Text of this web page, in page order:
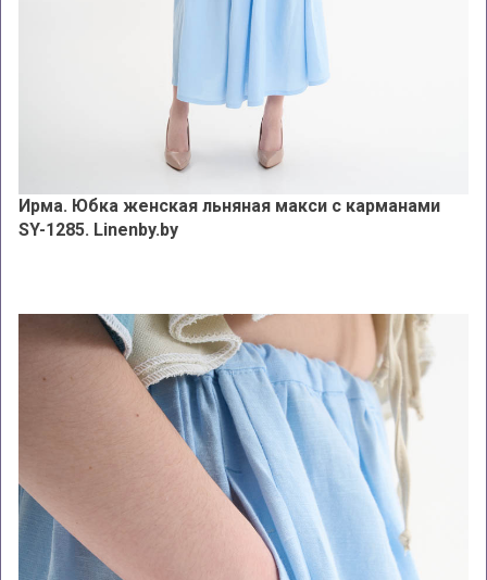
Ирма. Юбка женская льняная макси с карманами
SY-1285. Linenby.by